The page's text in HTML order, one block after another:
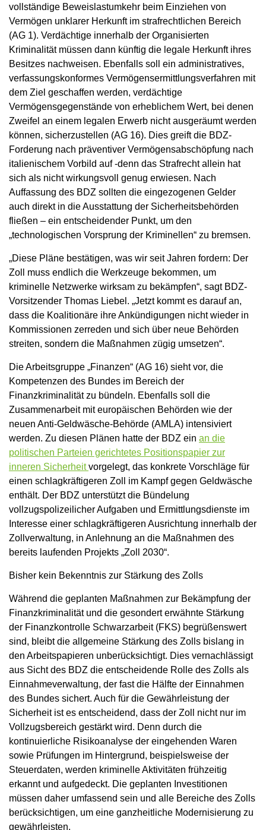
vollständige Beweislastumkehr beim Einziehen von
Vermögen unklarer Herkunft im strafrechtlichen Bereich
(AG 1). Verdächtige innerhalb der Organisierten
Kriminalität müssen dann künftig die legale Herkunft ihres
Besitzes nachweisen. Ebenfalls soll ein administratives,
verfassungskonformes Vermögensermittlungsverfahren mit
dem Ziel geschaffen werden, verdächtige
Vermögensgegenstände von erheblichem Wert, bei denen
Zweifel an einem legalen Erwerb nicht ausgeräumt werden
können, sicherzustellen (AG 16). Dies greift die BDZ-
Forderung nach präventiver Vermögensabschöpfung nach
italienischem Vorbild auf -denn das Strafrecht allein hat
sich als nicht wirkungsvoll genug erwiesen. Nach
Auffassung des BDZ sollten die eingezogenen Gelder
auch direkt in die Ausstattung der Sicherheitsbehörden
fließen – ein entscheidender Punkt, um den
„technologischen Vorsprung der Kriminellen“ zu bremsen.
„Diese Pläne bestätigen, was wir seit Jahren fordern: Der
Zoll muss endlich die Werkzeuge bekommen, um
kriminelle Netzwerke wirksam zu bekämpfen“, sagt BDZ-
Vorsitzender Thomas Liebel. „Jetzt kommt es darauf an,
dass die Koalitionäre ihre Ankündigungen nicht wieder in
Kommissionen zerreden und sich über neue Behörden
streiten, sondern die Maßnahmen zügig umsetzen“.
Die Arbeitsgruppe „Finanzen“ (AG 16) sieht vor, die
Kompetenzen des Bundes im Bereich der
Finanzkriminalität zu bündeln. Ebenfalls soll die
Zusammenarbeit mit europäischen Behörden wie der
neuen Anti-Geldwäsche-Behörde (AMLA) intensiviert
werden. Zu diesen Plänen hatte der BDZ ein an die
politischen Parteien gerichtetes Positionspapier zur
inneren Sicherheitvorgelegt, das konkrete Vorschläge für
einen schlagkräftigeren Zoll im Kampf gegen Geldwäsche
enthält. Der BDZ unterstützt die Bündelung
vollzugspolizeilicher Aufgaben und Ermittlungsdienste im
Interesse einer schlagkräftigeren Ausrichtung innerhalb der
Zollverwaltung, in Anlehnung an die Maßnahmen des
bereits laufenden Projekts „Zoll 2030“.
Bisher kein Bekenntnis zur Stärkung des Zolls
Während die geplanten Maßnahmen zur Bekämpfung der
Finanzkriminalität und die gesondert erwähnte Stärkung
der Finanzkontrolle Schwarzarbeit (FKS) begrüßenswert
sind, bleibt die allgemeine Stärkung des Zolls bislang in
den Arbeitspapieren unberücksichtigt. Dies vernachlässigt
aus Sicht des BDZ die entscheidende Rolle des Zolls als
Einnahmeverwaltung, der fast die Hälfte der Einnahmen
des Bundes sichert. Auch für die Gewährleistung der
Sicherheit ist es entscheidend, dass der Zoll nicht nur im
Vollzugsbereich gestärkt wird. Denn durch die
kontinuierliche Risikoanalyse der eingehenden Waren
sowie Prüfungen im Hintergrund, beispielsweise der
Steuerdaten, werden kriminelle Aktivitäten frühzeitig
erkannt und aufgedeckt. Die geplanten Investitionen
müssen daher umfassend sein und alle Bereiche des Zolls
berücksichtigen, um eine ganzheitliche Modernisierung zu
gewährleisten.